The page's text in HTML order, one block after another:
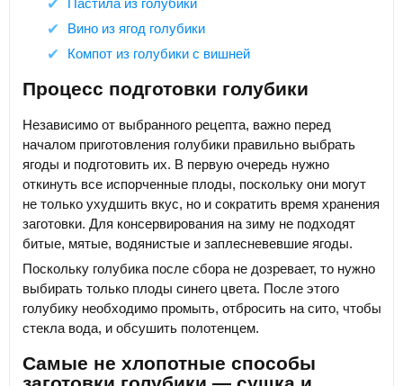
Пастила из голубики
Вино из ягод голубики
Компот из голубики с вишней
Процесс подготовки голубики
Независимо от выбранного рецепта, важно перед
началом приготовления голубики правильно выбрать
ягоды и подготовить их. В первую очередь нужно
откинуть все испорченные плоды, поскольку они могут
не только ухудшить вкус, но и сократить время хранения
заготовки. Для консервирования на зиму не подходят
битые, мятые, водянистые и заплесневевшие ягоды.
Поскольку голубика после сбора не дозревает, то нужно
выбирать только плоды синего цвета. После этого
голубику необходимо промыть, отбросить на сито, чтобы
стекла вода, и обсушить полотенцем.
Самые не хлопотные способы